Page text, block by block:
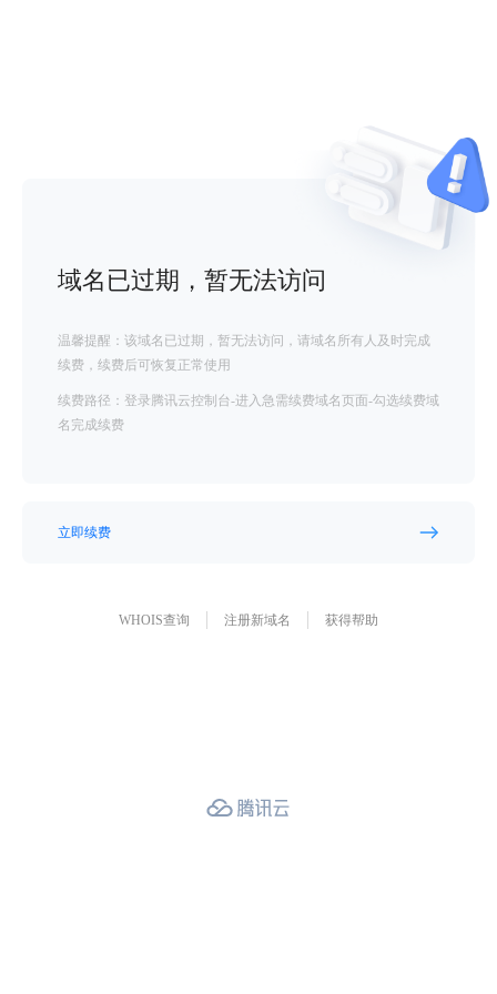
域名已过期，暂无法访问
温馨提醒：该域名已过期，暂无法访问，请域名所有人及时完成
续费，续费后可恢复正常使用
续费路径：登录腾讯云控制台-进入急需续费域名页面-勾选续费域
名完成续费
立即续费
WHOIS查询 注册新域名 获得帮助